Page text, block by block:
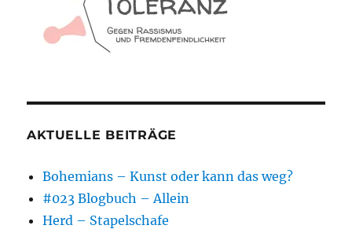
AKTUELLE BEITRÄGE
Bohemians – Kunst oder kann das weg?
#023 Blogbuch – Allein
Herd – Stapelschafe